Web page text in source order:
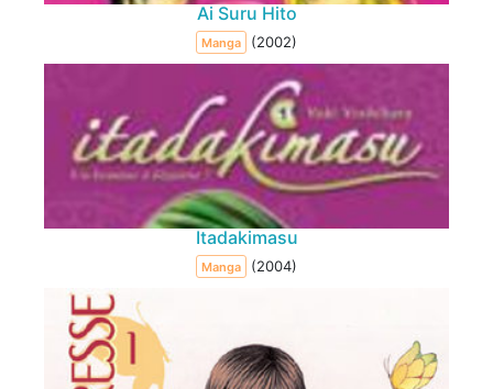
Ai Suru Hito
Manga (2002)
Itadakimasu
Manga (2004)